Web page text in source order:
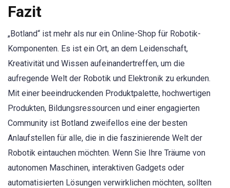
Fazit
„Botland“ ist mehr als nur ein Online-Shop für Robotik-
Komponenten. Es ist ein Ort, an dem Leidenschaft,
Kreativität und Wissen aufeinandertreffen, um die
aufregende Welt der Robotik und Elektronik zu erkunden.
Mit einer beeindruckenden Produktpalette, hochwertigen
Produkten, Bildungsressourcen und einer engagierten
Community ist Botland zweifellos eine der besten
Anlaufstellen für alle, die in die faszinierende Welt der
Robotik eintauchen möchten. Wenn Sie Ihre Träume von
autonomen Maschinen, interaktiven Gadgets oder
automatisierten Lösungen verwirklichen möchten, sollten